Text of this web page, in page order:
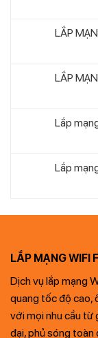
LẮP
LẮP
Lắp
Lắp
LẮP MẠNG WIFI
Dịch vụ lắp mạng
quang tốc độ cao,
với mọi nhu cầu từ
đại, phủ sóng